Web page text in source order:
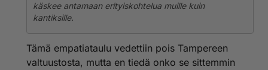
käskee antamaan erityiskohtelua muille kuin
kantiksille.
Tämä empatiataulu vedettiin pois Tampereen
valtuustosta, mutta en tiedä onko se sittemmin